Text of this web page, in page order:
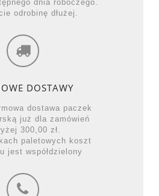
dnia roboczego.
odrobinę dłużej.
DOSTAWY
dostawa paczek
już dla zamówień
300,00 zł.
paletowych koszt
jest współdzielony